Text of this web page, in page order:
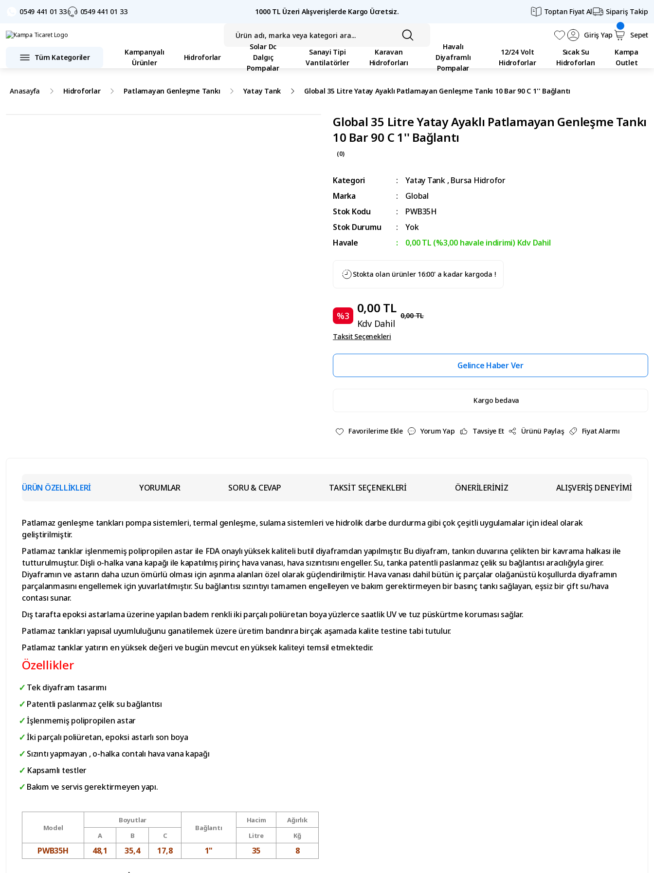
0549 441 01 33 0549 441 01 33 1000 TL Üzeri Alışverişlerde Kargo Ücretsiz. Toptan Fiyat Al Sipariş Takip
Giriş Yap Sepet
Tüm Kategoriler
Kampanyalı
Ürünler
Hidroforlar
Solar Dc
Dalgıç
Pompalar
Sanayi Tipi
Vantilatörler
Karavan
Hidroforları
Havalı
Diyaframlı
Pompalar
12/24 Volt
Hidroforlar
Sıcak Su
Hidroforları
Kampa
Outlet
Anasayfa Hidroforlar Patlamayan Genleşme Tankı Yatay Tank Global 35 Litre Yatay Ayaklı Patlamayan Genleşme Tankı 10 Bar 90 C 1'' Bağlantı
Global 35 Litre Yatay Ayaklı Patlamayan Genleşme Tankı
10 Bar 90 C 1'' Bağlantı
(0)
Kategori Yatay Tank ,Bursa Hidrofor
Marka
Global
Stok Kodu
PWB35H
Stok Durumu
Yok
Havale
0,00 TL (%3,00 havale indirimi) Kdv Dahil
Stokta olan ürünler 16:00' a kadar kargoda !
%3 0,00 TL
Kdv Dahil
0,00 TL
Taksit Seçenekleri
Gelince Haber Ver
Kargo bedava
Yorum Yap Tavsiye Et Ürünü Paylaş Fiyat Alarmı
ÜRÜN ÖZELLİKLERİ YORUMLAR SORU & CEVAP TAKSİT SEÇENEKLERİ ÖNERİLERİNİZ ALIŞVERİŞ DENEYİMİ
Patlamaz genleşme tankları pompa sistemleri, termal genleşme, sulama sistemleri ve hidrolik darbe durdurma gibi çok çeşitli uygulamalar için ideal olarak
geliştirilmiştir.
Patlamaz tanklar işlenmemiş polipropilen astar ile FDA onaylı yüksek kaliteli butil diyaframdan yapılmıştır. Bu diyafram, tankın duvarına çelikten bir kavrama halkası ile
tutturulmuştur. Dişli o-halka vana kapağı ile kapatılmış pirinç hava vanası, hava sızıntısını engeller. Su, tanka patentli paslanmaz çelik su bağlantısı aracılığıyla girer.
Diyaframın ve astarın daha uzun ömürlü olması için aşınma alanları özel olarak güçlendirilmiştir. Hava vanası dahil bütün iç parçalar olağanüstü koşullurda diyaframın
parçalanmasını engellemek için yuvarlatılmıştır. Su bağlantısı sızıntıyı tamamen engelleyen ve bakım gerektirmeyen bir basınç tankı sağlayan, eşsiz bir çift su/hava
contası sunar.
Dış tarafta epoksi astarlama üzerine yapılan badem renkli iki parçalı poliüretan boya yüzlerce saatlik UV ve tuz püskürtme koruması sağlar.
Patlamaz tankları yapısal uyumluluğunu ganatilemek üzere üretim bandınra birçak aşamada kalite testine tabi tutulur.
Patlamaz tanklar yatırın en yüksek değeri ve bugün mevcut en yüksek kaliteyi temsil etmektedir.
Özellikler
Tek diyafram tasarımı
Patentli paslanmaz çelik su bağlantısı
İşlenmemiş polipropilen astar
İki parçalı poliüretan, epoksi astarlı son boya
Sızıntı yapmayan , o-halka contalı hava vana kapağı
Kapsamlı testler
Bakım ve servis gerektirmeyen yapı.
Model
Boyutlar
Bağlantı
Hacim
Ağırlık
A
B C Litre Kğ
PWB35H 48,1 35,4 17,8 1" 35 8